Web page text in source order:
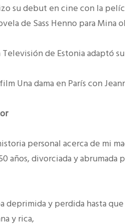
su debut en cine con la
de Sass Henno para Mina
Televisión de Estonia adaptó
Una dama en París con
personal acerca de mi
años, divorciada y
deprimida y perdida hasta
y rica,